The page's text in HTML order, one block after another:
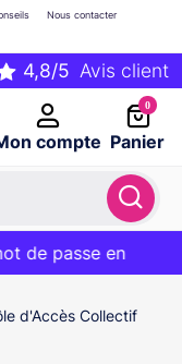
compte
Nous contacter
0
Panier
sur votre panier
codeBIENVENUE
de passe en
d'Accès Collectif